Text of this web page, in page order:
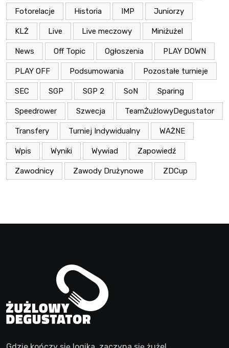
Fotorelacje Historia IMP Juniorzy
KLŻ Live Live meczowy Miniżużel
News Off Topic Ogłoszenia PLAY DOWN
PLAY OFF Podsumowania Pozostałe turnieje
SEC SGP SGP 2 SoN Sparing
Speedrower Szwecja TeamŻużlowyDegustator
Transfery Turniej Indywidualny WAŻNE
Wpis Wyniki Wywiad Zapowiedź
Zawodnicy Zawody Drużynowe ZDCup